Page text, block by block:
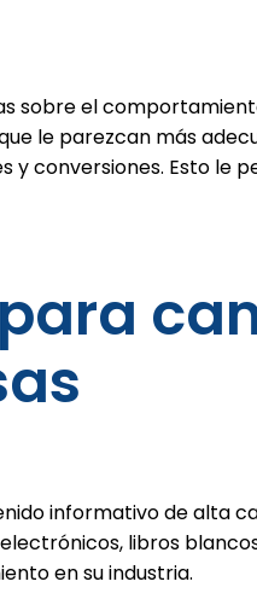
sobre el
le parezcan más
conversiones. Esto le
informativo de alta
libros
en su industria.